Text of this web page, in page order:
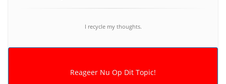
I recycle my thoughts.